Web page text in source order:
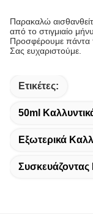
Παρακαλώ
από το στιγμιαίο
Προσφέρουμε πάντα
Σας ευχαριστούμε.
Ετικέτες:
50ml
Εξωτερικά
Συσκευάζοντας